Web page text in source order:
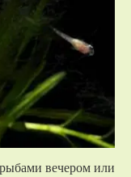
вечером или